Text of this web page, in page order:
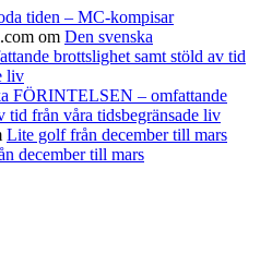
tiden – MC-kompisar
om Den svenska
brottslighet samt stöld av tid
liv
FÖRINTELSEN – omfattande
tid från våra tidsbegränsade liv
Lite golf från december till mars
december till mars